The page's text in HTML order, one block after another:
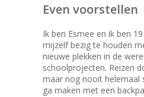
Even voorstellen
Ik ben Esmee en ik ben
mijzelf bezig te houden
nieuwe plekken in de
schoolprojecten. Reizen
maar nog nooit helemaal
ga maken met een